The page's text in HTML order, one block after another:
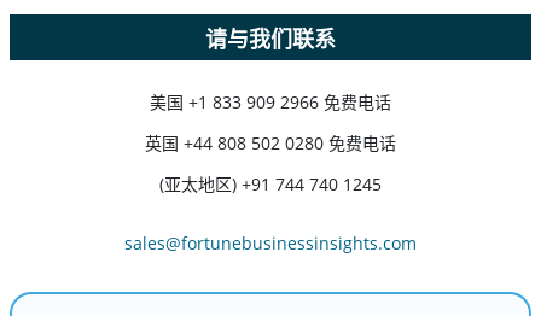
请与我们联系
美国 +1 833 909 2966 免费电话
英国 +44 808 502 0280 免费电话
(亚太地区) +91 744 740 1245
sales@fortunebusinessinsights.com